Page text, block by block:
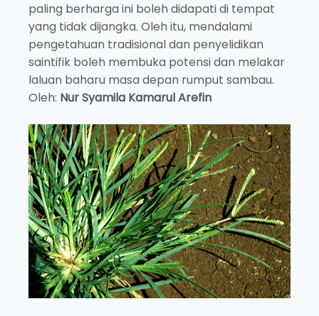
paling berharga ini boleh didapati di tempat
yang tidak dijangka. Oleh itu, mendalami
pengetahuan tradisional dan penyelidikan
saintifik boleh membuka potensi dan melakar
laluan baharu masa depan rumput sambau.
Oleh: Nur Syamila Kamarul Arefin